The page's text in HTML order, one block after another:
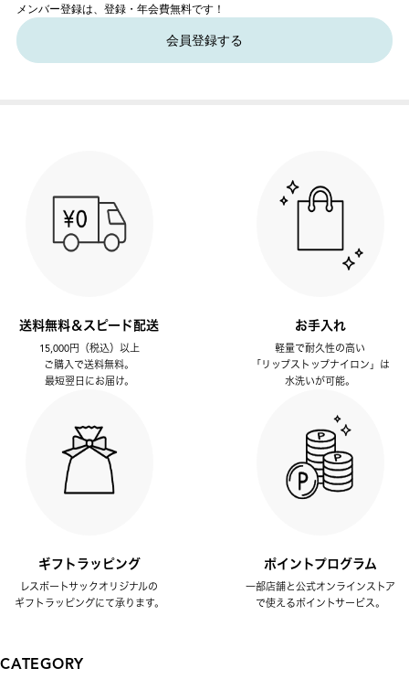
メンバー登録は、登録・年会費無料です！
会員登録する
送料無料＆スピード配送
15,000円（税込）以上
ご購入で送料無料。
最短翌日にお届け。
お手入れ
軽量で耐久性の高い
「リップストップナイロン」は
水洗いが可能。
ギフトラッピング
レスポートサックオリジナルの
ギフトラッピングにて承ります。
ポイントプログラム
一部店舗と公式オンラインストア
で使えるポイントサービス。
CATEGORY